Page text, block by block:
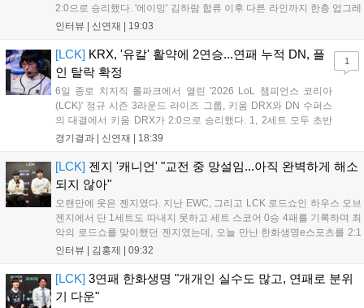
2:0으로 승리했다. '에이밍' 김하람 합류 이후 다른 라인까지 한층 업그레
이드 된 경기력을 보여주며 기분 좋은 2연승을 달렸다. 경기 종료 후 기
인터뷰 | 신연재 | 19:03
[LCK] KRX, '유칼' 활약에 2연승...연패 누적 DN, 플
인 탈락 확정
6일 종로 치지직 롤파크에서 열린 '2026 LoL 챔피언스 코리아
(LCK)' 정규 시즌 3라운드 라이즈 그룹, 키움 DRX와 DN 수퍼스
의 대결에서 키움 DRX가 2:0으로 승리했다. 1, 2세트 모두 초반
부터 앞서나갔고, 별다른 위기 없이 승리를 꿰찼다. DN 수퍼스는
의 출발이 매우 좋...
경기결과 | 신연재 | 18:39
1
[LCK] 젠지 '캐니언' "교전 중 망설임...아직 완벽하게 해소
되지 않아"
오랜만에 웃은 젠지였다. 지난 EWC, 그리고 LCK 로드쇼인 하우스 오브
젠지에서 단 1세트도 따내지 못하고 세트 스코어 0승 4패를 기록하며 최
악의 로드쇼를 맞이했던 젠지였는데, 오늘 만난 한화생명e스포츠를 2:1
로 잡고 오랜만에 승리의 달콤함을 맛봤다. 연패 탈출 소감에 대해 유상
위...
인터뷰 | 김홍제 | 09:32
[LCK] 3연패 한화생명 "개개인 실수도 많고, 연패로 분위
기 다운"